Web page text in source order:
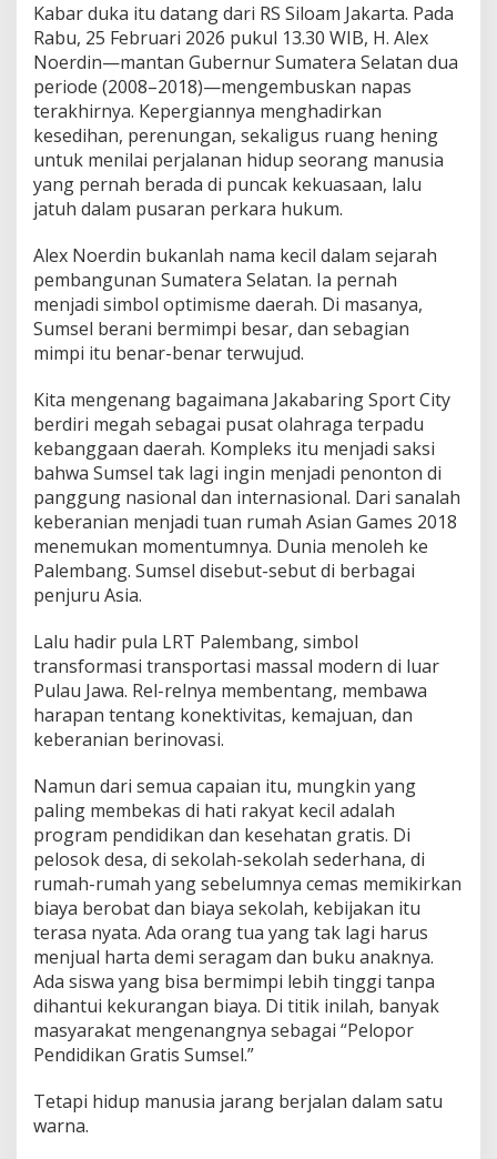
d
i
k
a
n
G
r
a
i
s
u
m
e
l
:
i
A
n
t
a
r
a
e
j
K
b
a
i
k
d
a
n
B
y
a
n
g
-
a
y
a
g
Kabar duka itu datang dari RS Siloam Jakarta. Pada
Rabu, 25 Februari 2026 pukul 13.30 WIB, H. Alex
Noerdin—mantan Gubernur Sumatera Selatan dua
periode (2008–2018)—mengembuskan napas
terakhirnya. Kepergiannya menghadirkan
kesedihan, perenungan, sekaligus ruang hening
untuk menilai perjalanan hidup seorang manusia
yang pernah berada di puncak kekuasaan, lalu
jatuh dalam pusaran perkara hukum.
Alex Noerdin bukanlah nama kecil dalam sejarah
pembangunan Sumatera Selatan. Ia pernah
menjadi simbol optimisme daerah. Di masanya,
Sumsel berani bermimpi besar, dan sebagian
mimpi itu benar-benar terwujud.
Kita mengenang bagaimana Jakabaring Sport City
berdiri megah sebagai pusat olahraga terpadu
kebanggaan daerah. Kompleks itu menjadi saksi
bahwa Sumsel tak lagi ingin menjadi penonton di
panggung nasional dan internasional. Dari sanalah
keberanian menjadi tuan rumah Asian Games 2018
menemukan momentumnya. Dunia menoleh ke
Palembang. Sumsel disebut-sebut di berbagai
penjuru Asia.
Lalu hadir pula LRT Palembang, simbol
transformasi transportasi massal modern di luar
Pulau Jawa. Rel-relnya membentang, membawa
harapan tentang konektivitas, kemajuan, dan
keberanian berinovasi.
Namun dari semua capaian itu, mungkin yang
paling membekas di hati rakyat kecil adalah
program pendidikan dan kesehatan gratis. Di
pelosok desa, di sekolah-sekolah sederhana, di
rumah-rumah yang sebelumnya cemas memikirkan
biaya berobat dan biaya sekolah, kebijakan itu
terasa nyata. Ada orang tua yang tak lagi harus
menjual harta demi seragam dan buku anaknya.
Ada siswa yang bisa bermimpi lebih tinggi tanpa
dihantui kekurangan biaya. Di titik inilah, banyak
masyarakat mengenangnya sebagai “Pelopor
Pendidikan Gratis Sumsel.”
Tetapi hidup manusia jarang berjalan dalam satu
warna.